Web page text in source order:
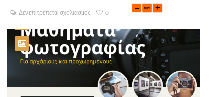
Δεν επιτρέπεται σχολιασμός 0